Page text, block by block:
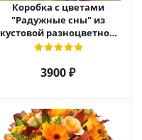
Коробка с цветами
"Радужные сны" из
кустовой разноцветной
хризантемы арт. 22457
3900 ₽